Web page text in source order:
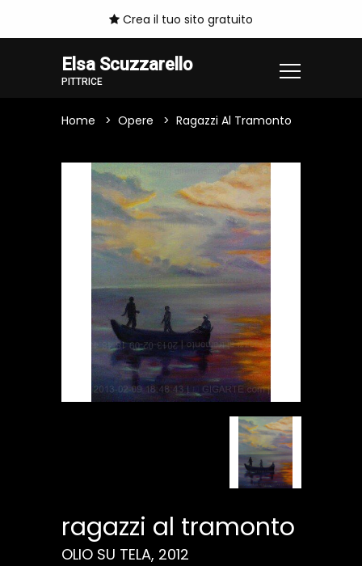
Crea il tuo sito gratuito
Elsa Scuzzarello
PITTRICE
Home Opere Ragazzi Al Tramonto
ragazzi al tramonto
OLIO SU TELA, 2012